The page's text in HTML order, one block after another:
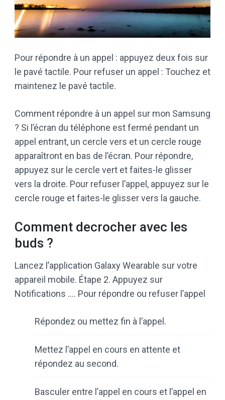
Pour répondre à un appel : appuyez deux fois sur
le pavé tactile. Pour refuser un appel : Touchez et
maintenez le pavé tactile.
Comment répondre à un appel sur mon Samsung
? Si l’écran du téléphone est fermé pendant un
appel entrant, un cercle vers et un cercle rouge
apparaîtront en bas de l’écran. Pour répondre,
appuyez sur le cercle vert et faites-le glisser
vers la droite. Pour refuser l’appel, appuyez sur le
cercle rouge et faites-le glisser vers la gauche.
Comment decrocher avec les
buds ?
Lancez l’application Galaxy Wearable sur votre
appareil mobile. Étape 2. Appuyez sur
Notifications …. Pour répondre ou refuser l’appel
Répondez ou mettez fin à l’appel.
Mettez l’appel en cours en attente et
répondez au second.
Basculer entre l’appel en cours et l’appel en